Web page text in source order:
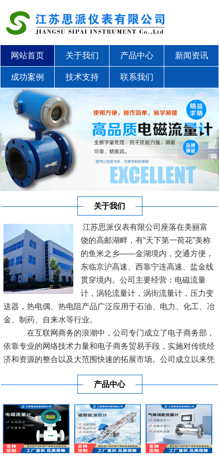
网站首页 关于我们 产品中心 新闻资讯
成功案例 技术支持 联系我们
关于我们
江苏思派仪表有限公司座落在美丽富
饶的高邮湖畔，有“天下第一荷花”美称
的鱼米之乡——金湖境内，交通方便，
东临京沪高速、西靠宁连高速、盐金线
贯穿境内。公司主要经营：电磁流量
计，涡轮流量计，涡街流量计，压力变
送器，热电偶、热电阻产品广泛应用于石油、电力、化工、冶
金、制药、自来水等行业。
在互联网商务的浪潮中，公司专门成立了电子商务部，
依靠专业的网络技术力量和电子商务贸易手段，实施对传统经
济和资源的整合以及大范围快速的拓展市场。公司成立以来凭
了长期稳定的商业贸易伙伴关系。[查看详情]
产品中心